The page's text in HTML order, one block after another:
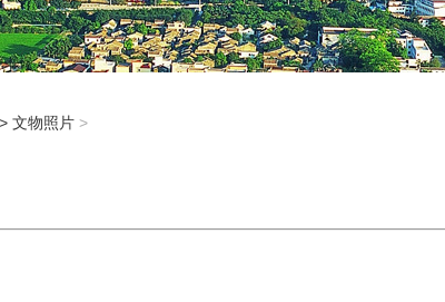
> 文物照片 >